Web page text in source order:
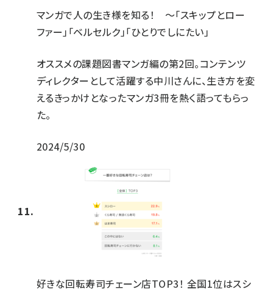
マンガで人の生き様を知る！ ～「スキップとロー
ファー」「ベルセルク」「ひとりでしにたい」
オススメの課題図書マンガ編の第2回。コンテンツ
ディレクターとして活躍する中川さんに、生き方を変
えるきっかけとなったマンガ3冊を熱く語ってもらっ
た。
2024/5/30
好きな回転寿司チェーン店TOP3！ 全国1位はスシ